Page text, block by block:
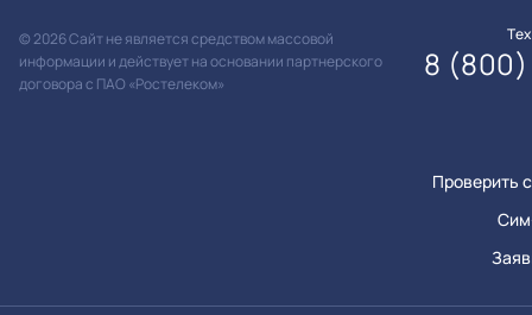
© 2026 Сайт не является средством массовой
информации и действует на основании партнерского
договора с ПАО «Ростелеком»
Проверить
8